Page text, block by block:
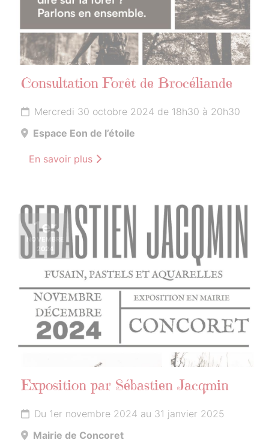
Consultation Forêt de Brocéliande
Mercredi 30 octobre 2024 de 18h30 à 20h30
Espace Eon de l’étoile
En savoir plus
1er
NOVEMBRE
2024
Exposition par Sébastien Jacqmin
Du 1er novembre 2024 au 31 janvier 2025
Mairie de Concoret